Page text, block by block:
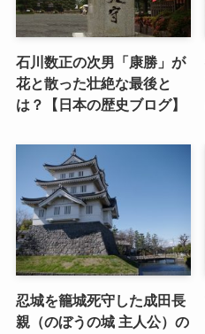
石川数正の次男「康勝」が
花と散った壮絶な最後と
は？【日本の歴史ブログ】
忍城を籠城死守した成田長
親（のぼうの城 主人公）の